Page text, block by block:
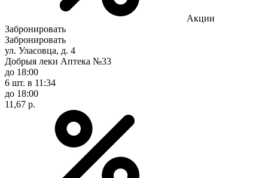
Акции
Забронировать
Забронировать
ул. Уласовца, д. 4
Добрыя леки Аптека №33
до 18:00
6 шт. в 11:34
до 18:00
11,67 р.